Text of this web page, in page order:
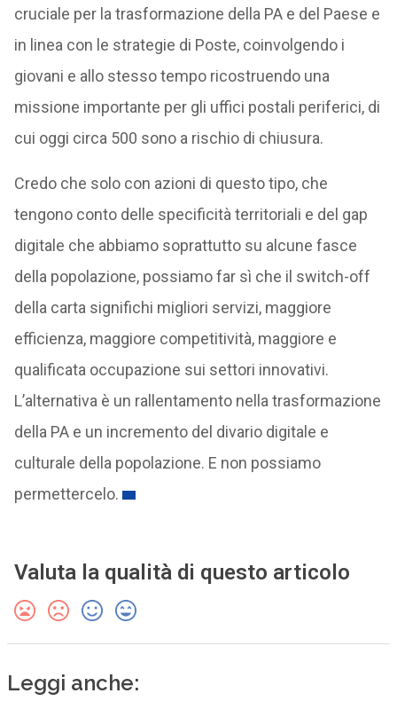
cruciale per la trasformazione della PA e del Paese e
in linea con le strategie di Poste, coinvolgendo i
giovani e allo stesso tempo ricostruendo una
missione importante per gli uffici postali periferici, di
cui oggi circa 500 sono a rischio di chiusura.
Credo che solo con azioni di questo tipo, che
tengono conto delle specificità territoriali e del gap
digitale che abbiamo soprattutto su alcune fasce
della popolazione, possiamo far sì che il switch-off
della carta significhi migliori servizi, maggiore
efficienza, maggiore competitività, maggiore e
qualificata occupazione sui settori innovativi.
L’alternativa è un rallentamento nella trasformazione
della PA e un incremento del divario digitale e
culturale della popolazione. E non possiamo
permettercelo.
Valuta la qualità di questo articolo
Leggi anche: